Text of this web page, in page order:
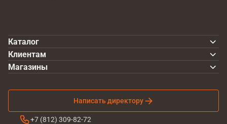
Каталог
Клиентам
Написать директору
+7 (812) 309-82-72
Магазины